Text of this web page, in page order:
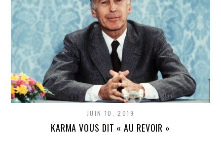
JUIN 10, 2019
KARMA VOUS DIT « AU REVOIR »